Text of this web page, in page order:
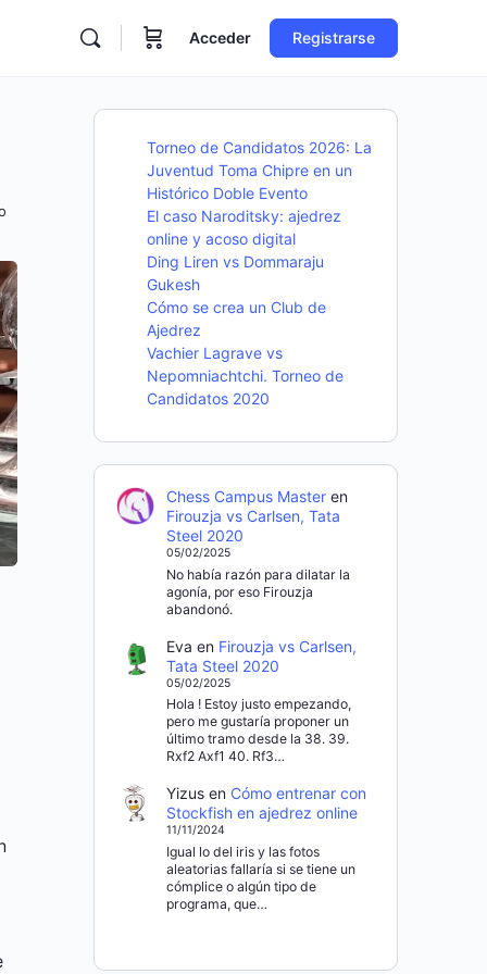
Acceder Registrarse
Torneo de Candidatos 2026: La
Juventud Toma Chipre en un
Histórico Doble Evento
El caso Naroditsky: ajedrez
online y acoso digital
Ding Liren vs Dommaraju
Gukesh
Cómo se crea un Club de
Ajedrez
Vachier Lagrave vs
Nepomniachtchi. Torneo de
Candidatos 2020
Chess Campus Masteren
Firouzja vs Carlsen, Tata
Steel 2020
05/02/2025
No había razón para dilatar la
agonía, por eso Firouzja
abandonó.
Eva en Firouzja vs Carlsen,
Tata Steel 2020
05/02/2025
Hola ! Estoy justo empezando,
pero me gustaría proponer un
último tramo desde la 38. 39.
Rxf2 Axf1 40. Rf3…
Yizusen Cómo entrenar con
Stockfish en ajedrez online
11/11/2024
Igual lo del iris y las fotos
aleatorias fallaría si se tiene un
cómplice o algún tipo de
programa, que…